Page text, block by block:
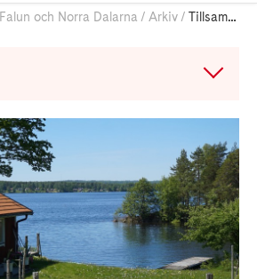
Falun och Norra Dalarna Arkiv Tillsammans mot als